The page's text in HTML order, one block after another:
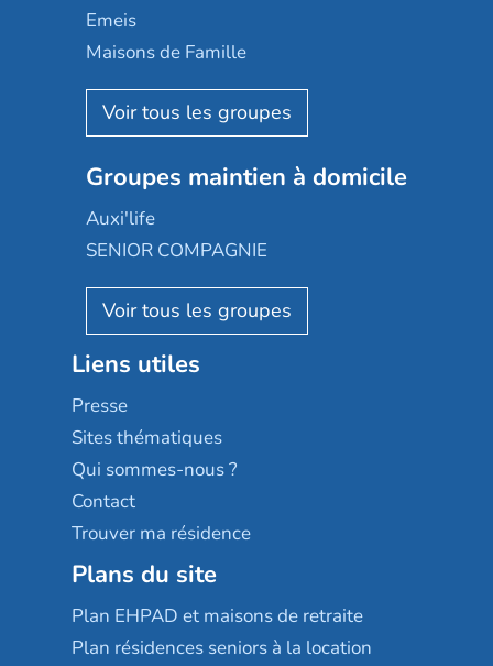
Domusvi
Happy Senior
Aquarelia
Nexity edenea
Les jardins d'Arcadie
Occitalia
Appartseniors
Reseda
Stella management
Les villages d'or
Sérénys
Résidences services Villa Médicis
Emeis
Maisons de Famille
Korian
Emera
Groupe SOS
Le Noble Âge
Almage
Résidalya
Groupe aplus
Groupes maintien à domicile
Auxi'life
SENIOR COMPAGNIE
AGE D'OR Services
Liens utiles
Presse
Sites thématiques
Qui sommes-nous ?
Contact
Trouver ma résidence
Plans du site
Plan EHPAD et maisons de retraite
Plan résidences seniors à la location